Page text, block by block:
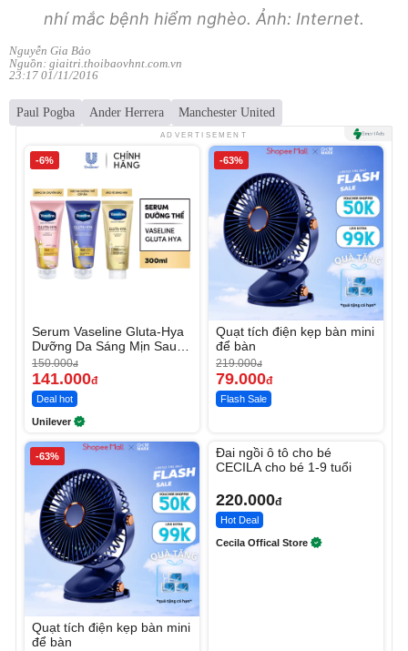
nhí mắc bệnh hiểm nghèo. Ảnh: Internet.
Nguyễn Gia Bảo
Nguồn: giaitri.thoibaovhnt.com.vn
23:17 01/11/2016
Paul Pogba Ander Herrera Manchester United
ADVERTISEMENT
-6%
Serum Vaseline Gluta-Hya
Dưỡng Da Sáng Mịn Sau 7
Ngày
150.000đ
141.000đ
Deal hot
Unilever
-63%
Quạt tích điện kẹp bàn mini
để bàn
219.000đ
79.000đ
Flash Sale
-63%
Quạt tích điện kẹp bàn mini
để bàn
Đai ngồi ô tô cho bé
CECILA cho bé 1-9 tuổi
220.000đ
Hot Deal
Cecila Offical Store